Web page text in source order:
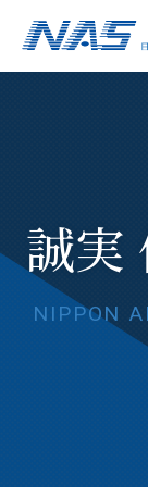
顧客満
航空
専
NIPPON
日本エヤー
NIPPON
誠実
NIPPON
顧客満
航空
専
NIPPON
日本エヤー
NIPPON